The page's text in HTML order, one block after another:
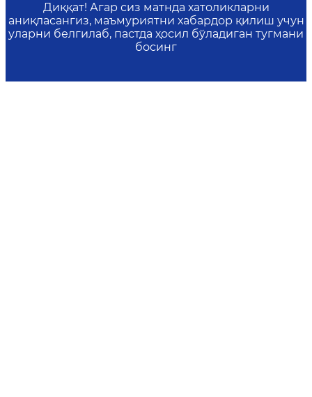
Диққат! Агар сиз матнда хатоликларни
аниқласангиз, маъмуриятни хабардор қилиш учун
уларни белгилаб, пастда ҳосил бўладиган тугмани
босинг